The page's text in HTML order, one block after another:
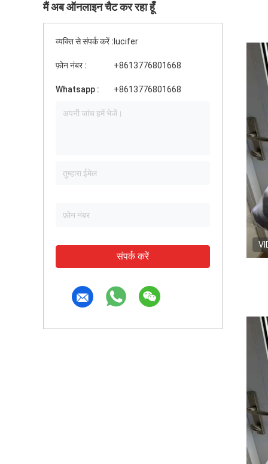
मैं अब ऑनलाइन चैट कर रहा हूँ
व्यक्ति से संपर्क करें : lucifer
फ़ोन नंबर : +8613776801668
Whatsapp : +8613776801668
संपर्क करें